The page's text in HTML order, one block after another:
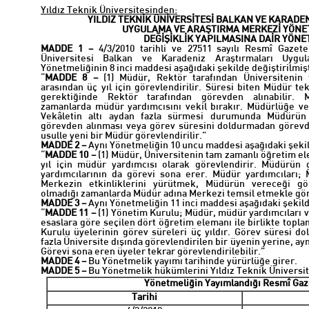
Yıldız Teknik Üniversitesinden:
YILDIZ TEKNİK ÜNİVERSİTESİ BALKAN VE
UYGULAMA VE ARAŞTIRMA MERKEZİ
DEĞİŞİKLİK YAPILMASINA DAİR
MADDE 1 – 4/3/2010 tarihli ve 27511 sayılı Resmî
Üniversitesi Balkan ve Karadeniz Araştırmaları
Yönetmeliğinin 8 inci maddesi aşağıdaki şekilde
“ MADDE 8 –(1) Müdür, Rektör tarafından Üniversitenin
arasından üç yıl için görevlendirilir. Süresi biten Müdür
gerektiğinde Rektör tarafından görevden alınabilir.
zamanlarda müdür yardımcısını vekil bırakır. Müdürlüğe
Vekâletin altı aydan fazla sürmesi durumunda
görevden alınması veya görev süresini doldurmadan
usulle yeni bir Müdür görevlendirilir.”
MADDE 2 –Aynı Yönetmeliğin 10 uncu maddesi aşağıdaki
“ MADDE 10 –(1) Müdür, Üniversitenin tam zamanlı öğretim
yıl için müdür yardımcısı olarak görevlendirir.
yardımcılarının da görevi sona erer. Müdür
Merkezin etkinliklerini yürütmek, Müdürün vereceği
olmadığı zamanlarda Müdür adına Merkezi temsil etmekle
MADDE 3 –Aynı Yönetmeliğin 11 inci maddesi aşağıdaki
“ MADDE 11 –(1) Yönetim Kurulu; Müdür, müdür yardımcıları
esaslara göre seçilen dört öğretim elemanı ile birlikte
Kurulu üyelerinin görev süreleri üç yıldır. Görev süresi
fazla Üniversite dışında görevlendirilen bir üyenin yerine,
Görevi sona eren üyeler tekrar görevlendirilebilir.”
MADDE 4 –Bu Yönetmelik yayımı tarihinde yürürlüğe girer.
MADDE 5 –Bu Yönetmelik hükümlerini Yıldız Teknik
Yönetmeliğin Yayımlandığı Resmî
Tarihi